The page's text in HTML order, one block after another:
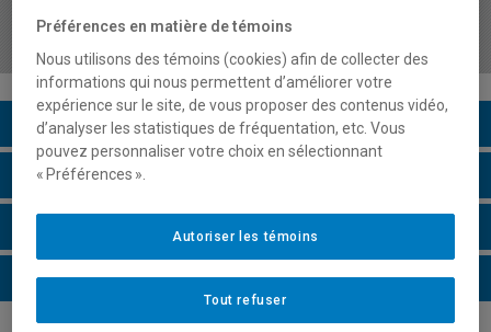
en lecture-écriture ou en mathématiques
Description du cours
Horaire - Été 2026
Horaire - Automne 2026
Horaire - Hiver 2027
Préférences en matière de témoins
Nous utilisons des témoins (cookies) afin de collecter des
informations qui nous permettent d’améliorer votre
expérience sur le site, de vous proposer des contenus vidéo,
d’analyser les statistiques de fréquentation, etc. Vous
pouvez personnaliser votre choix en sélectionnant
« Préférences ».
Tout refuser
Autoriser les témoins